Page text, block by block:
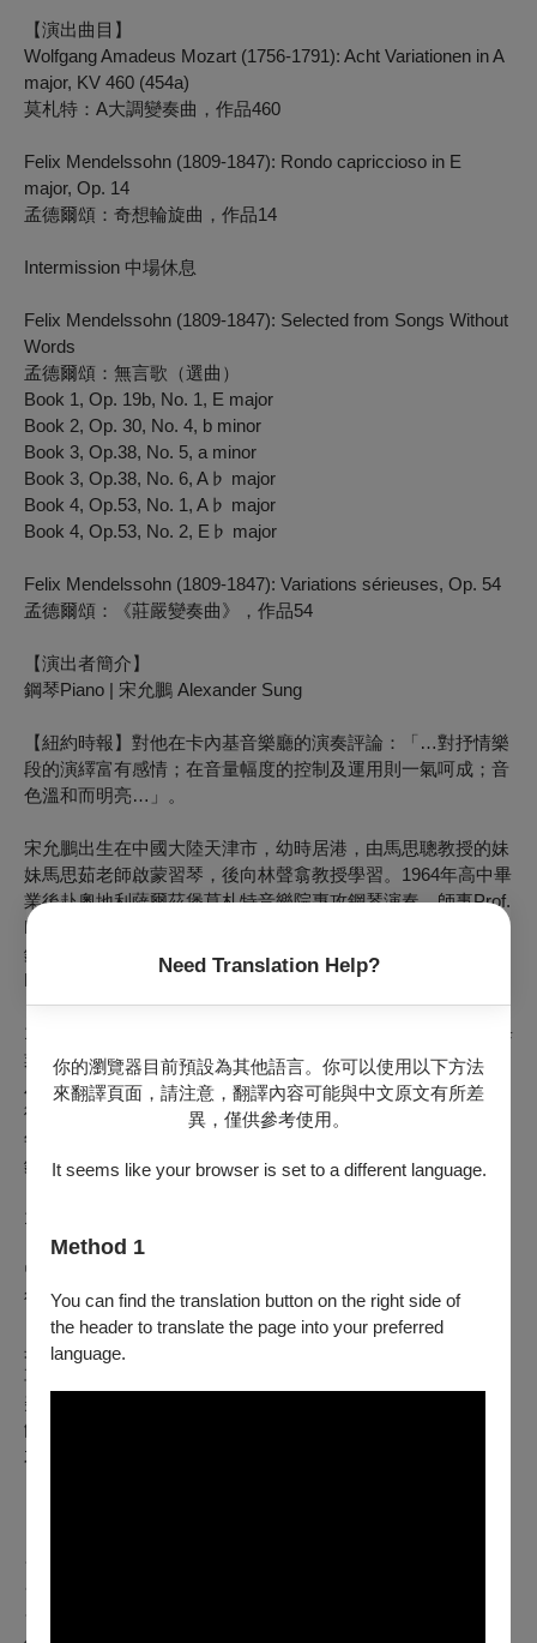
Need Translation Help?
你的瀏覽器目前預設為其他語言。你可以使用以下方法
來翻譯頁面，請注意，翻譯內容可能與中文原文有所差
異，僅供參考使用。
It seems like your browser is set to a different language.
Method 1
You can find the translation button on the right side of
the header to translate the page into your preferred
language.
【演出曲目】
Wolfgang Amadeus Mozart (1756-1791): Acht Variationen in A
major, KV 460 (454a)
莫札特：A大調變奏曲，作品460
Felix Mendelssohn (1809-1847): Rondo capriccioso in E
major, Op. 14
孟德爾頌：奇想輪旋曲，作品14
Intermission 中場休息
Felix Mendelssohn (1809-1847): Selected from Songs Without
Words
孟德爾頌：無言歌（選曲）
Book 1, Op. 19b, No. 1, E major
Book 2, Op. 30, No. 4, b minor
Book 3, Op.38, No. 5, a minor
Book 3, Op.38, No. 6, A♭ major
Book 4, Op.53, No. 1, A♭ major
Book 4, Op.53, No. 2, E♭ major
Felix Mendelssohn (1809-1847): Variations sérieuses, Op. 54
孟德爾頌：《莊嚴變奏曲》，作品54
【演出者簡介】
鋼琴Piano | 宋允鵬 Alexander Sung
【紐約時報】對他在卡內基音樂廳的演奏評論：「…對抒情樂
段的演繹富有感情；在音量幅度的控制及運用則一氣呵成；音
色溫和而明亮…」。
宋允鵬出生在中國大陸天津市，幼時居港，由馬思聰教授的妹
妹馬思茹老師啟蒙習琴，後向林聲翕教授學習。1964年高中畢
業後赴奧地利薩爾茲堡莫札特音樂院專攻鋼琴演奏，師事Prof.
Heinz Scholz（蕭滋教授之兄），1967年以優異成績畢業，獲
鋼琴演奏家文憑。後入維也納國立音樂院追隨當時鋼琴名師
Prof. Richard Hauser 繼續學習。
1968-1971年向 Prof. Isolde Ahlgrimm學大鍵琴，以特優成績畢
業，獲大鍵琴演奏家文憑。跟隨 Prof. Alois Forer學習管風琴
及Prof. Fredrick Neumann學習理論。 1971年參加比利時「布
魯格（Brugges, Belgium）國際大鍵琴比賽」獲第五名。1972
年獲「萊比錫巴哈大獎」，自此被列於「牛津世界音樂名人
錄」，並每年定期於歐美各大城市舉行獨奏會。
1997年於台北國 家音樂廳舉行大鍵琴獨奏會，聽眾皆認彷若
「天樂」飄揚人間。 宋允鵬對於國內鋼琴教育奉獻多年，他
曾經執掌東吳大學音樂系主任、中華民國音樂教育學會理事、
行政院文化建設委員會之音樂委員、臺灣鋼琴協會理事長。
身兼鋼琴家、大鍵琴家、管風琴家，以其獨到的音樂詮釋風格
享譽樂壇，多年來受到國內外樂迷的敬重，演出足跡跨越歐、
美、亞重要音樂重鎮，並對於國內鋼琴和大鍵琴教育推廣不遺
餘力，定期舉辦多項鋼琴講座與大師班，培養優秀鋼琴演奏人
才。
☆
☆
☆